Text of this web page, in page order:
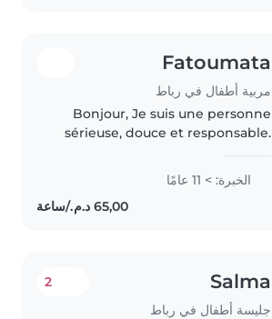
Fatoumata
مربية أطفال في رباط
Bonjour, Je suis une personne
sérieuse, douce et responsable.
veiller à leur bien-être. Je suis
patiente et attentive, et je fais
toujours de mon mieux..
الخبرة: > 11 عامًا
Salma
جليسة أطفال في رباط
2